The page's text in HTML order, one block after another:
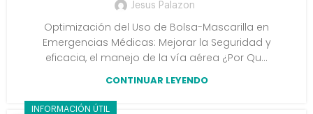
Jesus Palazon
Optimización del Uso de Bolsa-Mascarilla en
Emergencias Médicas: Mejorar la Seguridad y
eficacia, el manejo de la vía aérea ¿Por Qu...
CONTINUAR LEYENDO
INFORMACIÓN ÚTIL